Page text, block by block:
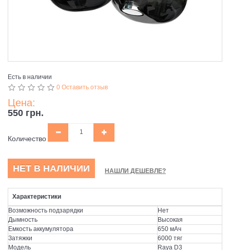
Есть в наличии
0 Оставить отзыв
Цена:
550 грн.
Количество
НЕТ В НАЛИЧИИ НАШЛИ ДЕШЕВЛЕ?
Характеристики
Возможность подзарядки
Нет
Дымность
Высокая
Емкость аккумулятора
650 мАч
Затяжки
6000 тяг
Модель
Raya D3